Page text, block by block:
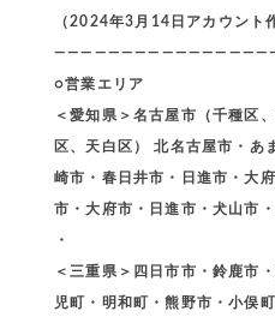
（2024年3月14日アカウント
○営業エリア
＜愛知県＞名古屋市（千種区
区、天白区） 北名古屋市・あ
崎市・春日井市・日進市・大
市・大府市・日進市・犬山市
・
＜三重県＞四日市市・鈴鹿市
児町・明和町・熊野市・小俣